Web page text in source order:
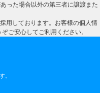
った場合以外の第三者に譲渡また
用しております。お客様の個人情
ご安心してご利用ください。
。